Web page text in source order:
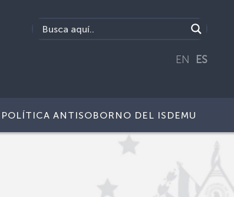
EN ES
POLÍTICA ANTISOBORNO DEL ISDEMU